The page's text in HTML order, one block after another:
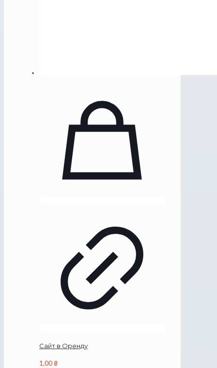
Сайт в Оренду
1,00₴